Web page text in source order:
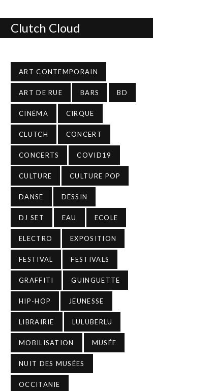
Clutch Cloud
ART CONTEMPORAIN
ART DE RUE BARS BD
CINÉMA CIRQUE
CLUTCH CONCERT
CONCERTS COVID19
CULTURE CULTURE POP
DANSE DESSIN
DJ SET EAU ECOLE
ELECTRO EXPOSITION
FESTIVAL FESTIVALS
GRAFFITI GUINGUETTE
HIP-HOP JEUNESSE
LIBRAIRIE LULUBERLU
MOBILISATION MUSÉE
NUIT DES MUSÉES
OCCITANIE